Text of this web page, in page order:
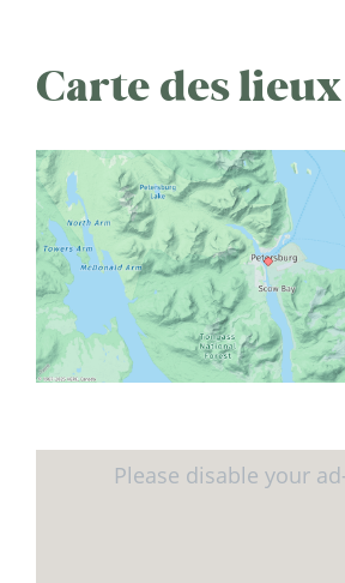
Carte des lieux